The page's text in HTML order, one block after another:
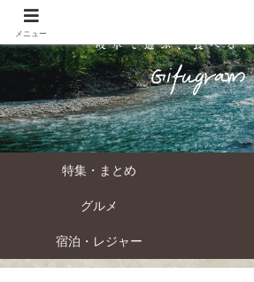
特集・まとめ
グルメ
宿泊・レジャー
メニュー